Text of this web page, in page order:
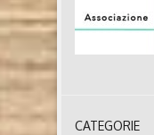
CATEGORIE